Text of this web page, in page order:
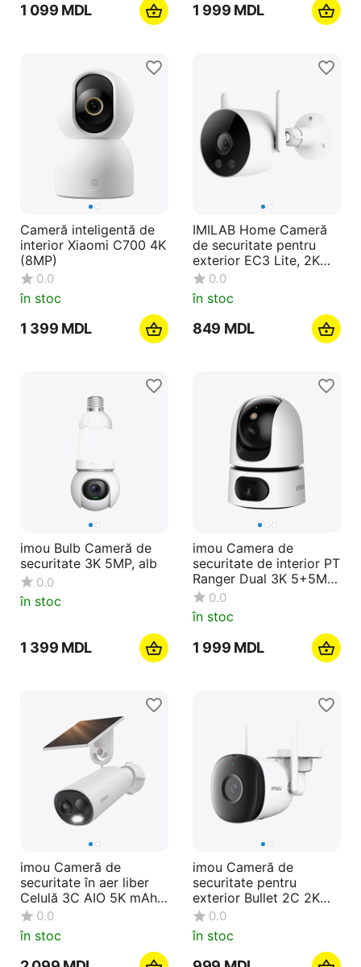
1 099 MDL 1 999 MDL
Cameră inteligentă de
interior Xiaomi C700 4K
(8MP)
0.0
în stoc
1 399 MDL
IMILAB Home Cameră
de securitate pentru
exterior EC3 Lite, 2K
(3MP)
0.0
în stoc
‍849‍ MDL
imou Bulb Cameră de
securitate 3K 5MP, alb
0.0
în stoc
1 399 MDL
imou Camera de
securitate de interior PT
Ranger Dual 3K 5+5MP,
alb0.0
în stoc
1 999 MDL
imou Cameră de
securitate în aer liber
Celulă 3C AIO 5K mAh
2K 3MP, alb
0.0
în stoc
imou Cameră de
securitate pentru
exterior Bullet 2C 2K
5MP, alb
0.0
în stoc